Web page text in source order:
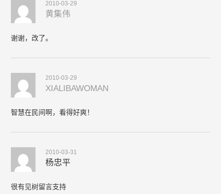
2010-03-29
黄集伟
谢谢，改了。
2010-03-29
XIALIBAWOMAN
智慧在民间啊，看得好爽！
2010-03-31
杨忠平
很有见树留言支持